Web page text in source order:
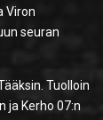
Viron
seuran
Tuolloin
ja Kerho 07:n